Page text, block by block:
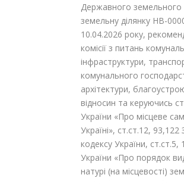
Державного земельного
земельну ділянку НВ-
10.04.2026 року,
комісії з питань
інфраструктури,
комунального
архітектури,
відносин та керуючись
України «Про місцеве
Україні», ст.ст.12,
кодексу України, ст.ст.5,
України «Про порядок
натурі (на місцевості)